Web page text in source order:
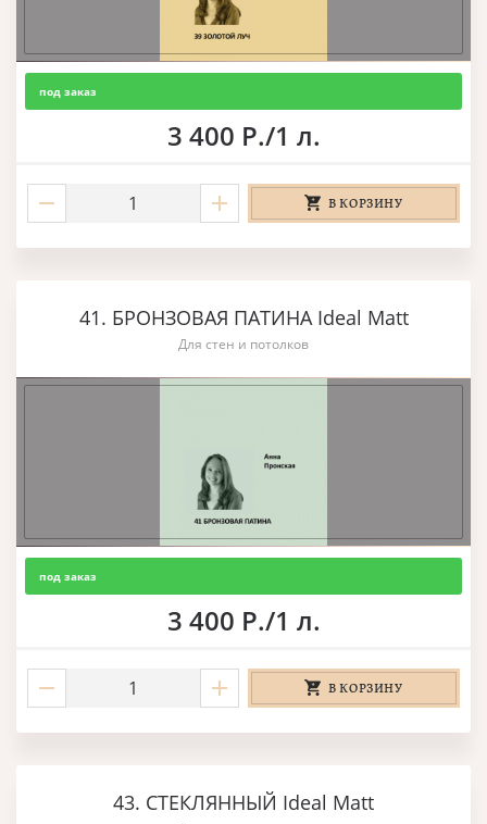
под заказ
3 400 Р./1 л.
В КОРЗИНУ
41. БРОНЗОВАЯ ПАТИНА Ideal Matt
Для стен и потолков
под заказ
3 400 Р./1 л.
В КОРЗИНУ
43. СТЕКЛЯННЫЙ Ideal Matt